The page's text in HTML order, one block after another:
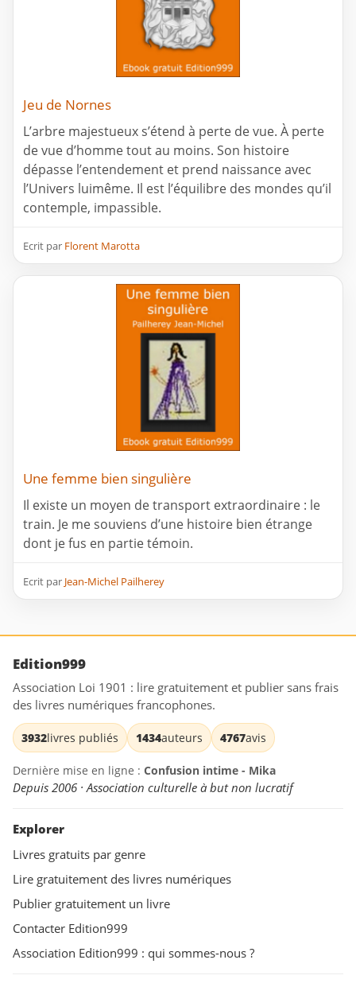
Jeu de Nornes
L’arbre majestueux s’étend à perte de vue. À perte
de vue d’homme tout au moins. Son histoire
dépasse l’entendement et prend naissance avec
l’Univers luimême. Il est l’équilibre des mondes qu’il
contemple, impassible.
Ecrit par Florent Marotta
Une femme bien singulière
Il existe un moyen de transport extraordinaire : le
train. Je me souviens d’une histoire bien étrange
dont je fus en partie témoin.
Ecrit par Jean-Michel Pailherey
Edition999
Association Loi 1901 : lire gratuitement et publier sans frais
des livres numériques francophones.
3932livres publiés 1434auteurs 4767avis
Dernière mise en ligne : Confusion intime - Mika
Depuis 2006 · Association culturelle à but non lucratif
Explorer
Livres gratuits par genre
Lire gratuitement des livres numériques
Publier gratuitement un livre
Contacter Edition999
Association Edition999 : qui sommes-nous ?